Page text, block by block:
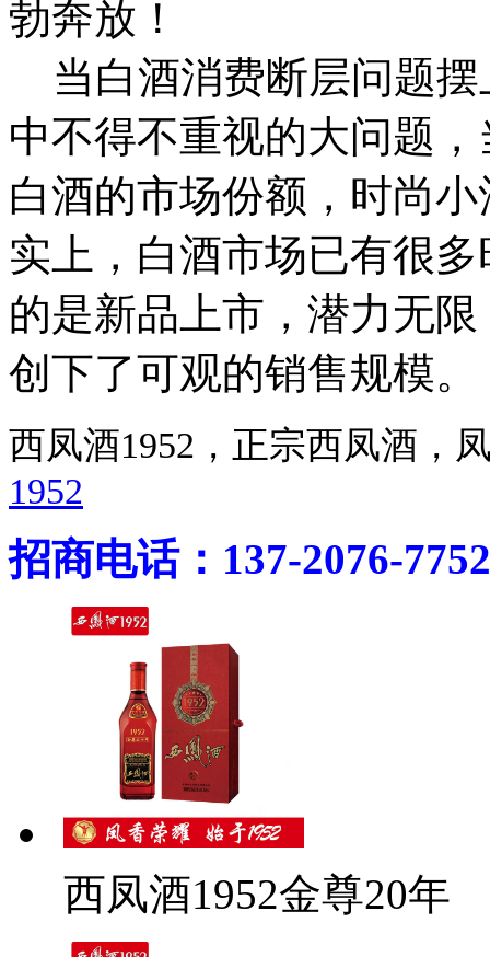
勃奔放！
当白酒消费断层问题摆
中不得不重视的大问题
白酒的市场份额，时尚
实上，白酒市场已有很
的是新品上市，潜力无
创下了可观的销售规模。
西凤酒1952，正宗西凤酒
1952
招商电话：137-2076-7752
西凤酒1952金尊20年